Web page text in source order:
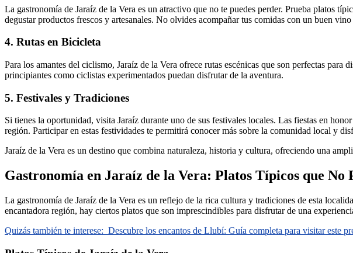
La gastronomía de Jaraíz de la Vera es un atractivo que no te puedes perder. Prueba platos
degustar productos frescos y artesanales. No olvides acompañar tus comidas con un buen
4. Rutas en Bicicleta
Para los amantes del ciclismo, Jaraíz de la Vera ofrece rutas escénicas que son perfectas
principiantes como ciclistas experimentados puedan disfrutar de la aventura.
5. Festivales y Tradiciones
Si tienes la oportunidad, visita Jaraíz durante uno de sus festivales locales. Las fiestas en
región. Participar en estas festividades te permitirá conocer más sobre la comunidad local y
Jaraíz de la Vera es un destino que combina naturaleza, historia y cultura, ofreciendo una
Gastronomía en Jaraíz de la Vera: Platos Típicos que No
La gastronomía de Jaraíz de la Vera es un reflejo de la rica cultura y tradiciones de esta
encantadora región, hay ciertos platos que son imprescindibles para disfrutar de una
Quizás también te interese: Descubre los encantos de Llubí: Guía completa para visitar este